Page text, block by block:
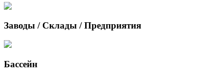
Заводы / Склады / Предприятия
Бассейн